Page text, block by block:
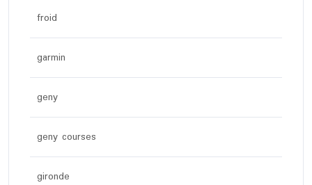
froid
garmin
geny
geny courses
gironde